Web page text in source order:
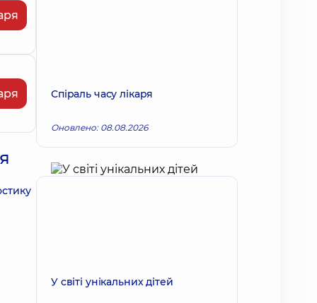
Спіраль часу лікаря
Оновлено: 08.08.2026
У світі унікальних дітей